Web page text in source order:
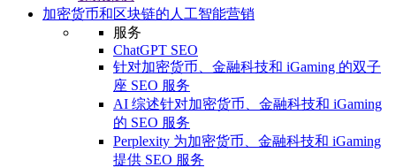
加密货币和区块链的人工智能营销
服务
ChatGPT SEO
针对加密货币、金融科技和 iGaming 的双子
座 SEO 服务
AI 综述针对加密货币、金融科技和 iGaming
的 SEO 服务
Perplexity 为加密货币、金融科技和 iGaming
提供 SEO 服务